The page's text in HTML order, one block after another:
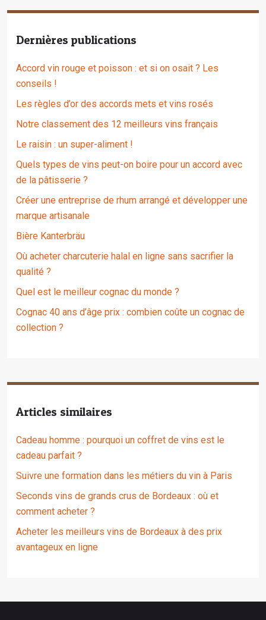
Dernières publications
Accord vin rouge et poisson : et si on osait ? Les
conseils !
Les règles d’or des accords mets et vins rosés
Notre classement des 12 meilleurs vins français
Le raisin : un super-aliment !
Quels types de vins peut-on boire pour un accord avec
de la pâtisserie ?
Créer une entreprise de rhum arrangé et développer une
marque artisanale
Bière Kanterbräu
Où acheter charcuterie halal en ligne sans sacrifier la
qualité ?
Quel est le meilleur cognac du monde ?
Cognac 40 ans d’âge prix : combien coûte un cognac de
collection ?
Articles similaires
Cadeau homme : pourquoi un coffret de vins est le
cadeau parfait ?
Suivre une formation dans les métiers du vin à Paris
Seconds vins de grands crus de Bordeaux : où et
comment acheter ?
Acheter les meilleurs vins de Bordeaux à des prix
avantageux en ligne